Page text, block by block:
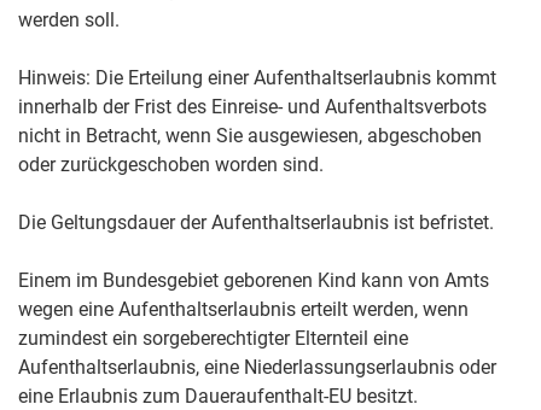
werden soll.
Hinweis: Die Erteilung einer Aufenthaltserlaubnis kommt
innerhalb der Frist des Einreise- und Aufenthaltsverbots
nicht in Betracht, wenn Sie ausgewiesen, abgeschoben
oder zurückgeschoben worden sind.
Die Geltungsdauer der Aufenthaltserlaubnis ist befristet.
Einem im Bundesgebiet geborenen Kind kann von Amts
wegen eine Aufenthaltserlaubnis erteilt werden, wenn
zumindest ein sorgeberechtigter Elternteil eine
Aufenthaltserlaubnis, eine Niederlassungserlaubnis oder
eine Erlaubnis zum Daueraufenthalt-EU besitzt.